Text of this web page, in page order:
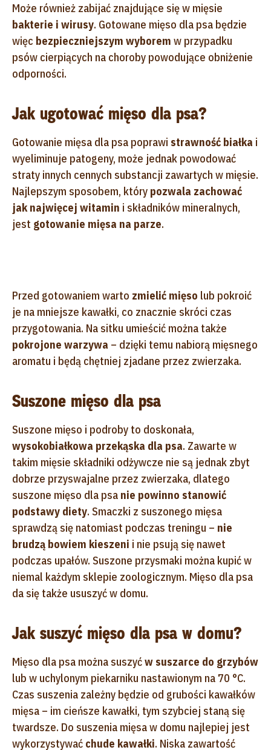
Może również zabijać znajdujące się w mięsie
bakterie i wirusy. Gotowane mięso dla psa będzie
więc bezpieczniejszym wyborem w przypadku
psów cierpiących na choroby powodujące obniżenie
odporności.
Jak ugotować mięso dla psa?
Gotowanie mięsa dla psa poprawi strawność białka i
wyeliminuje patogeny, może jednak powodować
straty innych cennych substancji zawartych w mięsie.
Najlepszym sposobem, który pozwala zachować
jak najwięcej witamin i składników mineralnych,
jest gotowanie mięsa na parze.
Przed gotowaniem warto zmielić mięso lub pokroić
je na mniejsze kawałki, co znacznie skróci czas
przygotowania. Na sitku umieścić można także
pokrojone warzywa – dzięki temu nabiorą mięsnego
aromatu i będą chętniej zjadane przez zwierzaka.
Suszone mięso dla psa
Suszone mięso i podroby to doskonała,
wysokobiałkowa przekąska dla psa. Zawarte w
takim mięsie składniki odżywcze nie są jednak zbyt
dobrze przyswajalne przez zwierzaka, dlatego
suszone mięso dla psa nie powinno stanowić
podstawy diety. Smaczki z suszonego mięsa
sprawdzą się natomiast podczas treningu – nie
brudzą bowiem kieszeni i nie psują się nawet
podczas upałów. Suszone przysmaki można kupić w
niemal każdym sklepie zoologicznym. Mięso dla psa
da się także ususzyć w domu.
Jak suszyć mięso dla psa w domu?
Mięso dla psa można suszyćw suszarce do grzybów
lub w uchylonym piekarniku nastawionym na 70 °C.
Czas suszenia zależny będzie od grubości kawałków
mięsa – im cieńsze kawałki, tym szybciej staną się
twardsze. Do suszenia mięsa w domu najlepiej jest
wykorzystywać chude kawałki. Niska zawartość